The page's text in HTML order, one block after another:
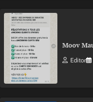
Moov
Editor